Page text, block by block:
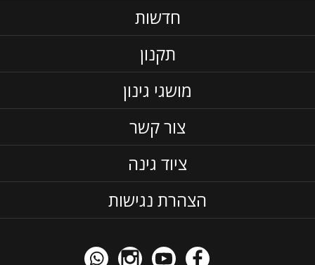
חדשות
תקנון
מושגי גינון
צור קשר
ציוד גינה
הצהרת נגישות